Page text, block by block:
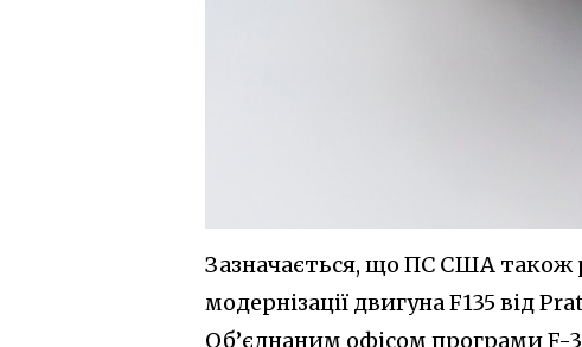
Зазначається, що ПС США також
модернізації двигуна F135 від
Об’єднаним офісом програми F-